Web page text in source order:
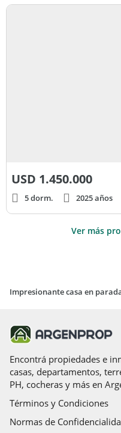
USD 1.450.000
5 dorm. 2025 años
Ver más
Impresionante casa en
Encontrá propiedades e
casas, departamentos,
PH, cocheras y más en
Términos y Condiciones
Normas de